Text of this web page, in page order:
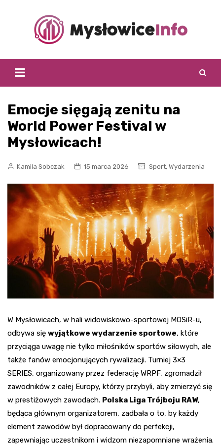
Emocje sięgają zenitu na
World Power Festival w
Mysłowicach!
Kamila Sobczak 15 marca 2026 Sport, Wydarzenia
W Mysłowicach, w hali widowiskowo-sportowej MOSiR-u,
odbywa się wyjątkowe wydarzenie sportowe, które
przyciąga uwagę nie tylko miłośników sportów siłowych, ale
także fanów emocjonujących rywalizacji. Turniej 3×3
SERIES, organizowany przez federację WRPF, zgromadził
zawodników z całej Europy, którzy przybyli, aby zmierzyć się
w prestiżowych zawodach. Polska Liga Trójboju RAW,
będąca głównym organizatorem, zadbała o to, by każdy
element zawodów był dopracowany do perfekcji,
zapewniając uczestnikom i widzom niezapomniane wrażenia.